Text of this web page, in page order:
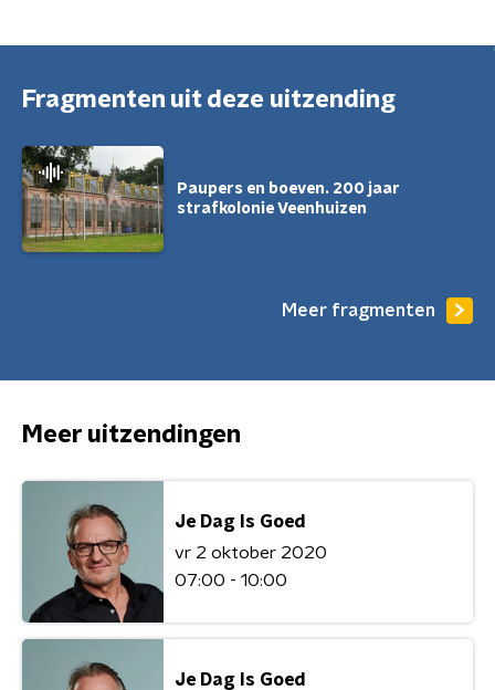
Fragmenten uit deze uitzending
Paupers en boeven. 200 jaar
strafkolonie Veenhuizen
Meer fragmenten
Meer uitzendingen
Je Dag Is Goed
vr 2 oktober 2020
07:00 - 10:00
Je Dag Is Goed